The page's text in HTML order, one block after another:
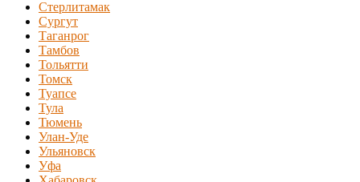
Стерлитамак
Сургут
Таганрог
Тамбов
Тольятти
Томск
Туапсе
Тула
Тюмень
Улан-Уде
Ульяновск
Уфа